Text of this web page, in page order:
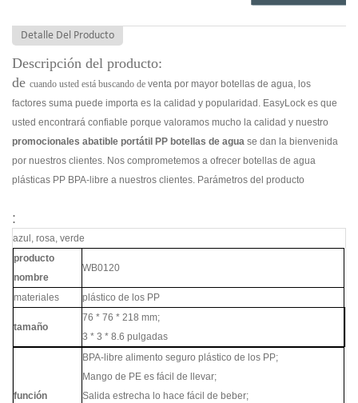
Detalle Del Producto
Descripción del producto:
de cuando usted está buscando de venta por mayor botellas de agua, los
factores suma puede importa es la calidad y popularidad. EasyLock es que
usted encontrará confiable porque valoramos mucho la calidad y nuestro
promocionales abatible portátil PP botellas de agua se dan la bienvenida
por nuestros clientes. Nos comprometemos a ofrecer botellas de agua
plásticas PP BPA-libre a nuestros clientes. Parámetros del producto
:
azul, rosa, verde
producto
nombre
WB0120
materiales plástico de los PP
tamaño
76 * 76 * 218 mm;
3 * 3 * 8.6 pulgadas
función
BPA-libre alimento seguro plástico de los PP;
Mango de PE es fácil de llevar;
Salida estrecha lo hace fácil de beber;